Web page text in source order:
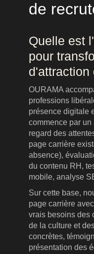
de
Quelle est
pour
d'attraction
OURAMA
professions
présence digitale
commence par
regard des
page carrière
absence),
du contenu RH,
mobile, analyse
Sur cette base,
page carrière
vrais besoins des
de la culture et
concrètes,
présentation des